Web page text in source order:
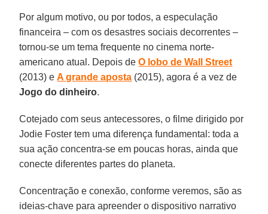
Por algum motivo, ou por todos, a especulação
financeira – com os desastres sociais decorrentes –
tornou-se um tema frequente no cinema norte-
americano atual. Depois deO lobo de Wall Street
(2013) eA grande aposta (2015), agora é a vez de
Jogo do dinheiro.
Cotejado com seus antecessores, o filme dirigido por
Jodie Foster tem uma diferença fundamental: toda a
sua ação concentra-se em poucas horas, ainda que
conecte diferentes partes do planeta.
Concentração e conexão, conforme veremos, são as
ideias-chave para apreender o dispositivo narrativo